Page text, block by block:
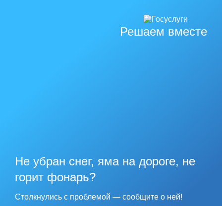
Решаем вместе
Не убран снег, яма на дороге, не
горит фонарь?
Столкнулись с проблемой — сообщите о ней!